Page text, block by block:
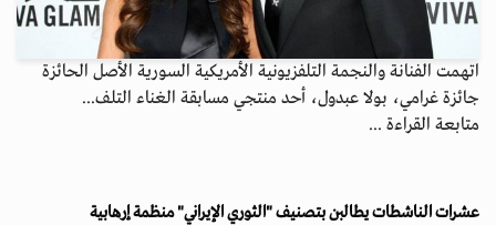
اتهمت الفنانة والنجمة التلفزيونية الأمريكية السورية الأصل الحائزة
جائزة غرامي، بولا عبدول، أحد منتجي مسابقة الغناء التلف...
متابعة القراءة ...
عشرات الناشطات يطالبن بتصنيف "الثوري الإيراني" منظمة إرهابية